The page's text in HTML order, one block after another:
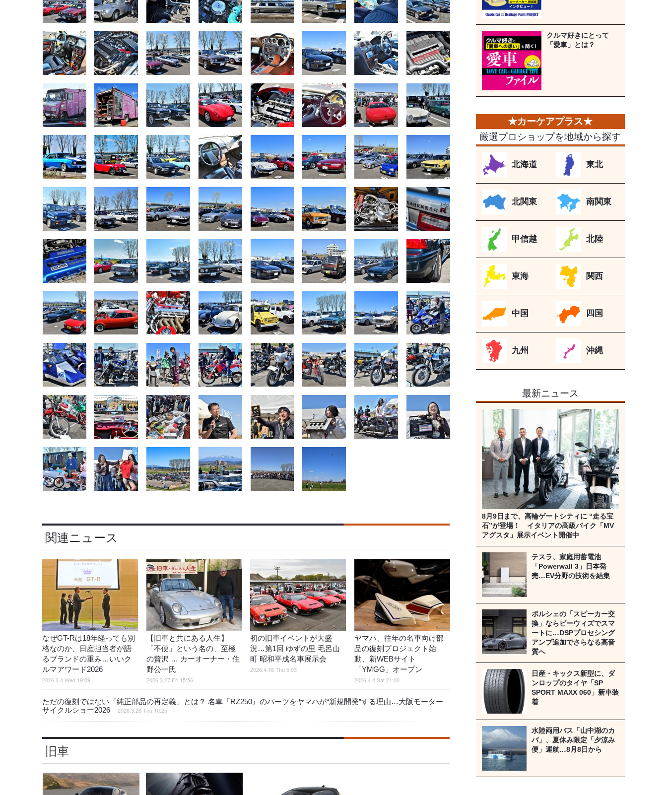
関連ニュース
なぜGT-Rは18年経っても別
格なのか、日産担当者が語
るブランドの重み…いいク
ルマアワード2026
2026.3.4 Wed 19:09
【旧車と共にある人生】
「不便」という名の、至極
の贅沢 … カーオーナー・住
野公一氏
2026.3.27 Fri 15:56
初の旧車イベントが大盛
況…第1回 ゆずの里 毛呂山
町 昭和平成名車展示会
2026.4.16 Thu 5:03
ヤマハ、往年の名車向け部
品の復刻プロジェクト始
動、新WEBサイト
「YMGG」オープン
2026.4.4 Sat 21:00
ただの復刻ではない「純正部品の再定義」とは？ 名車『RZ250』のパーツをヤマハが“新規開発”する理由…大阪モーター
サイクルショー2026
2026.3.26 Thu 10:25
旧車
クルマ好きにとって
「愛車」とは？
厳選プロショップを地域から探す
北海道 東北
北関東 南関東
甲信越 北陸
東海 関西
中国 四国
九州 沖縄
最新ニュース
8月9日まで、高輪ゲートシティに “走る宝
石”が登場！ イタリアの高級バイク「MV
アグスタ」展示イベント開催中
テスラ、家庭用蓄電池
「Powerwall 3」日本発
売…EV分野の技術を結集
ポルシェの「スピーカー交
換」ならビーウィズでスマ
ートに…DSPプロセシング
アンプ追加でさらなる高音
質へ
日産・キックス新型に、ダ
ンロップのタイヤ「SP
SPORT MAXX 060」新車装
着
水陸両用バス「山中湖のカ
バ」、夏休み限定「夕涼み
便」運航…8月8日から